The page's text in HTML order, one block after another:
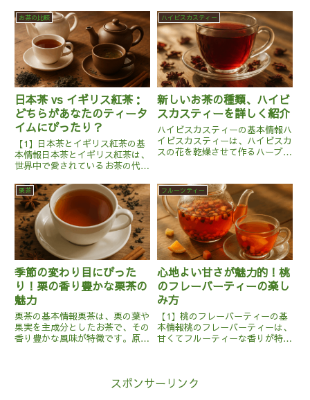
た茶葉を使用しており、その独特
な風味と香りが特徴です。新潟県
は日本海に面しており、冷涼で湿
潤な気候が茶葉の栽培に適して
い...
茶、あるいはハーブティーが主に
用いられます。フルーツティーに
使用される果物は、ドライフルー
ツやフルーツピール、さらにはフ
レ...
お茶の比較
日本茶 vs イギリス紅茶：
どちらがあなたのティータ
イムにぴったり？
【1】日本茶とイギリス紅茶の基
本情報日本茶とイギリス紅茶は、
世界中で愛されているお茶の代表
産地は日本です。蒸し製法を用い
て茶葉を加工し、酸化を抑えた新
鮮な風味が特徴です。一方、イギ
リス紅茶はインドやスリランカ
な...
ハイビスカスティー
新しいお茶の種類、ハイビ
スカスティーを詳しく紹介
ハイビスカスティーの基本情報ハ
イビスカスティーは、ハイビスカ
スの花を乾燥させて作るハーブテ
の中でも、特に「ローゼル」とい
う品種がティーとして利用されま
す。このお茶は、鮮やかな赤色
が...
栗茶
季節の変わり目にぴった
り！栗の香り豊かな栗茶の
魅力
栗茶の基本情報栗茶は、栗の葉や
果実を主成分としたお茶で、その
香り豊かな風味が特徴です。原産
せたものを用いる場合や、焙煎し
フルーツティー
心地よい甘さが魅力的！桃
のフレーバーティーの楽し
み方
【1】桃のフレーバーティーの基
本情報桃のフレーバーティーは、
甘くてフルーティーな香りが特徴
は桃の果肉や花びらが混ぜ込まれ
スポンサーリンク